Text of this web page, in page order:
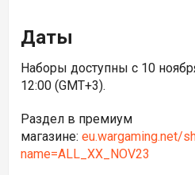
Даты
Наборы доступны с 10
12:00 (GMT+3).
Раздел в премиум
магазине: eu.wargaming.net/
name=ALL_XX_NOV23